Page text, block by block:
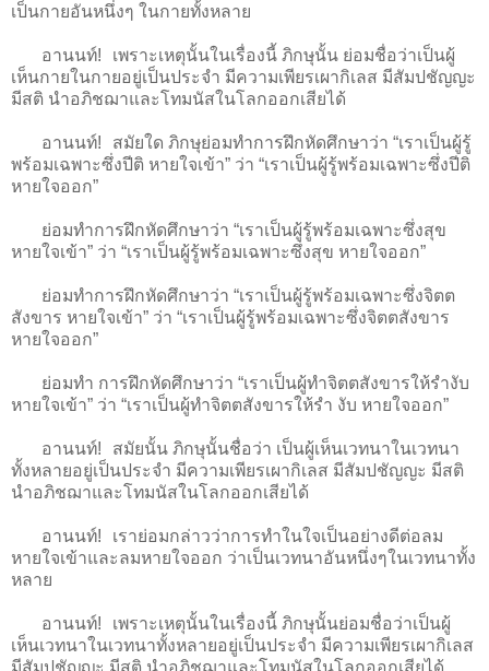
เป็นกายอันหนึ่งๆ ในกายทั้งหลาย
อานนท์! เพราะเหตุนั้นในเรื่องนี้ ภิกษุนั้น ย่อมชื่อว่าเป็นผู้
เห็นกายในกายอยู่เป็นประจำ มีความเพียรเผากิเลส มีสัมปชัญญะ
มีสติ นำอภิชฌาและโทมนัสในโลกออกเสียได้
อานนท์! สมัยใด ภิกษุย่อมทำการฝึกหัดศึกษาว่า “เราเป็นผู้รู้
พร้อมเฉพาะซึ่งปีติ หายใจเข้า” ว่า “เราเป็นผู้รู้พร้อมเฉพาะซึ่งปีติ
หายใจออก”
ย่อมทำการฝึกหัดศึกษาว่า “เราเป็นผู้รู้พร้อมเฉพาะซึ่งสุข
หายใจเข้า” ว่า “เราเป็นผู้รู้พร้อมเฉพาะซึ่งสุข หายใจออก”
ย่อมทำการฝึกหัดศึกษาว่า “เราเป็นผู้รู้พร้อมเฉพาะซึ่งจิตต
สังขาร หายใจเข้า” ว่า “เราเป็นผู้รู้พร้อมเฉพาะซึ่งจิตตสังขาร
หายใจออก”
ย่อมทำ การฝึกหัดศึกษาว่า “เราเป็นผู้ทำจิตตสังขารให้รำงับ
หายใจเข้า” ว่า “เราเป็นผู้ทำจิตตสังขารให้รำ งับ หายใจออก”
อานนท์! สมัยนั้น ภิกษุนั้นชื่อว่า เป็นผู้เห็นเวทนาในเวทนา
ทั้งหลายอยู่เป็นประจำ มีความเพียรเผากิเลส มีสัมปชัญญะ มีสติ
นำอภิชฌาและโทมนัสในโลกออกเสียได้
อานนท์! เราย่อมกล่าวว่าการทำในใจเป็นอย่างดีต่อลม
หายใจเข้าและลมหายใจออก ว่าเป็นเวทนาอันหนึ่งๆในเวทนาทั้ง
หลาย
อานนท์! เพราะเหตุนั้นในเรื่องนี้ ภิกษุนั้นย่อมชื่อว่าเป็นผู้
เห็นเวทนาในเวทนาทั้งหลายอยู่เป็นประจำ มีความเพียรเผากิเลส
มีสัมปชัญญะ มีสติ นำอภิชฌาและโทมนัสในโลกออกเสียได้